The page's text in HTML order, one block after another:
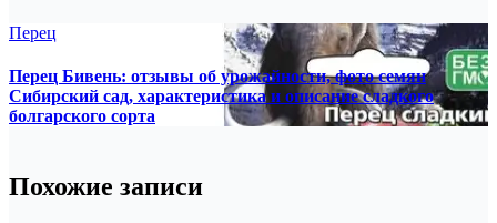
Перец
Перец Бивень: отзывы об урожайности, фото семян
Сибирский сад, характеристика и описание сладкого
болгарского сорта
Похожие записи